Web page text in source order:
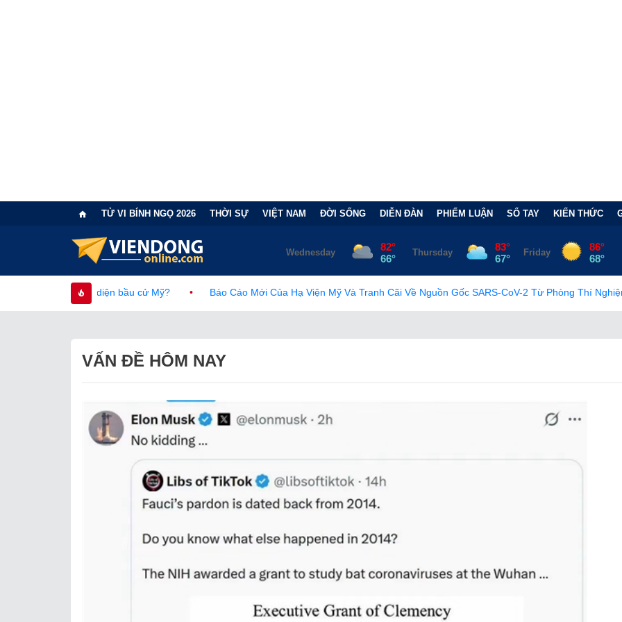
TỬ VI BÍNH NGỌ 2026 THỜI SỰ VIỆT NAM ĐỜI SỐNG DIỄN ĐÀN PHIẾM LUẬN SỔ TAY KIẾN THỨC
diện bầu cử Mỹ? • Báo Cáo Mới Của Hạ Viện Mỹ Và Tranh Cãi Về Nguồn Gốc SARS-CoV-2 Từ Phòng Thí Nghiệm • FCC
VẤN ĐỀ HÔM NAY